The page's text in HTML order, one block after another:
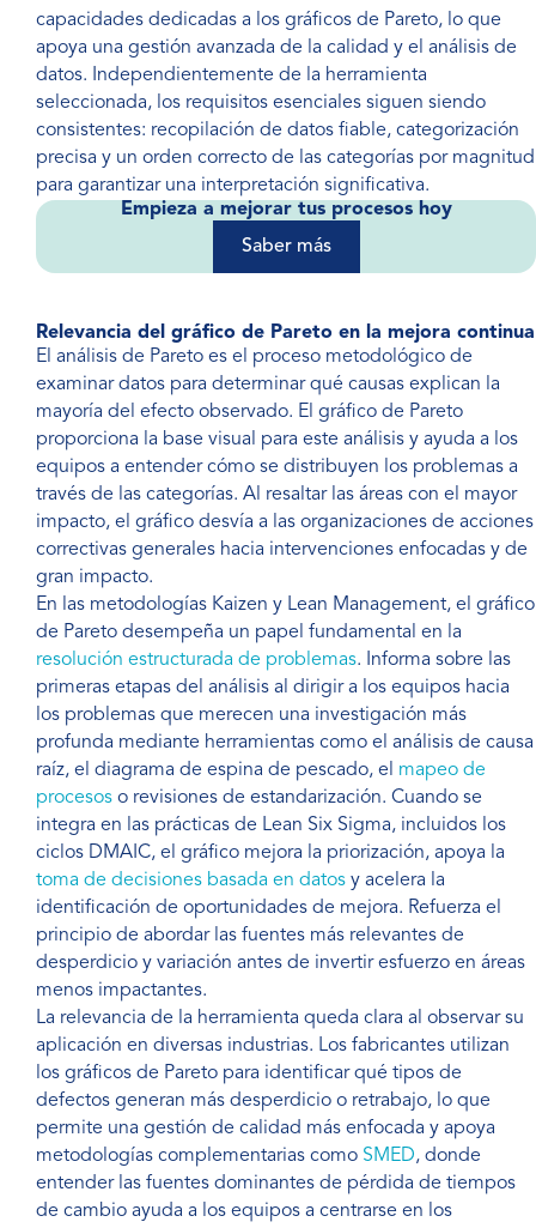
capacidades dedicadas a los gráficos de Pareto, lo que
apoya una gestión avanzada de la calidad y el análisis de
datos. Independientemente de la herramienta
seleccionada, los requisitos esenciales siguen siendo
consistentes: recopilación de datos fiable, categorización
precisa y un orden correcto de las categorías por magnitud
para garantizar una interpretación significativa.
Empieza a mejorar tus procesos hoy
Saber más
Relevancia del gráfico de Pareto en la mejora continua
El análisis de Pareto es el proceso metodológico de
examinar datos para determinar qué causas explican la
mayoría del efecto observado. El gráfico de Pareto
proporciona la base visual para este análisis y ayuda a los
equipos a entender cómo se distribuyen los problemas a
través de las categorías. Al resaltar las áreas con el mayor
impacto, el gráfico desvía a las organizaciones de acciones
correctivas generales hacia intervenciones enfocadas y de
gran impacto.
En las metodologías Kaizen y Lean Management, el gráfico
de Pareto desempeña un papel fundamental en la
resolución estructurada de problemas. Informa sobre las
primeras etapas del análisis al dirigir a los equipos hacia
los problemas que merecen una investigación más
profunda mediante herramientas como el análisis de causa
raíz, el diagrama de espina de pescado, el mapeo de
procesos o revisiones de estandarización. Cuando se
integra en las prácticas de Lean Six Sigma, incluidos los
ciclos DMAIC, el gráfico mejora la priorización, apoya la
toma de decisiones basada en datos y acelera la
identificación de oportunidades de mejora. Refuerza el
principio de abordar las fuentes más relevantes de
desperdicio y variación antes de invertir esfuerzo en áreas
menos impactantes.
La relevancia de la herramienta queda clara al observar su
aplicación en diversas industrias. Los fabricantes utilizan
los gráficos de Pareto para identificar qué tipos de
defectos generan más desperdicio o retrabajo, lo que
permite una gestión de calidad más enfocada y apoya
metodologías complementarias como SMED, donde
entender las fuentes dominantes de pérdida de tiempos
de cambio ayuda a los equipos a centrarse en los